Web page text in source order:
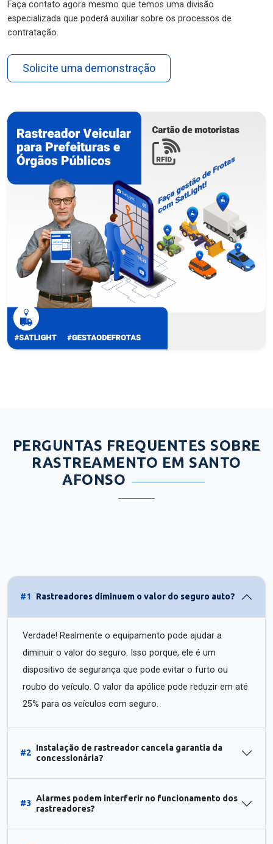
Faça contato agora mesmo que temos uma divisão
especializada que poderá auxiliar sobre os processos de
contratação.
Solicite uma demonstração
PERGUNTAS FREQUENTES SOBRE
RASTREAMENTO EM SANTO
AFONSO
#1 Rastreadores diminuem o valor do seguro auto?
Verdade! Realmente o equipamento pode ajudar a
diminuir o valor do seguro. Isso porque, ele é um
dispositivo de segurança que pode evitar o furto ou
roubo do veículo. O valor da apólice pode reduzir em até
25% para os veículos com seguro.
#2
Instalação de rastreador cancela garantia da
concessionária?
#3
Alarmes podem interferir no funcionamento dos
rastreadores?